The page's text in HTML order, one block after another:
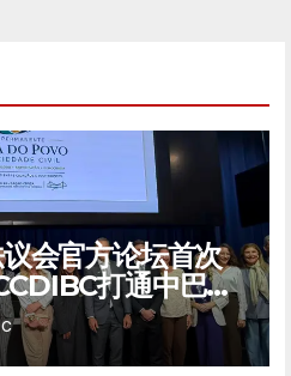
会官方论坛首次
打通中巴政
」